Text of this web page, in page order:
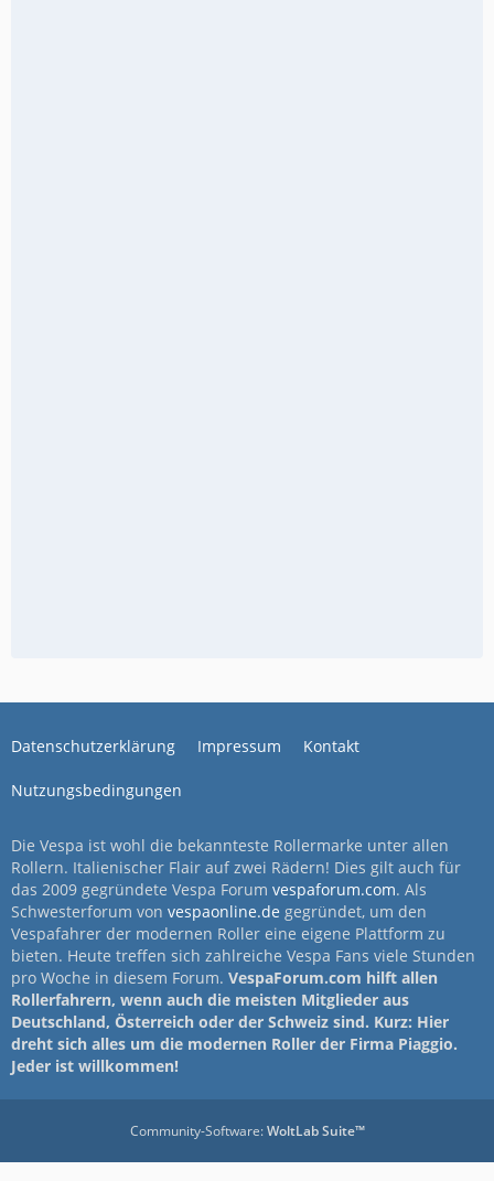
Datenschutzerklärung Impressum Kontakt
Nutzungsbedingungen
Die Vespa ist wohl die bekannteste Rollermarke unter allen
Rollern. Italienischer Flair auf zwei Rädern! Dies gilt auch für
das 2009 gegründete Vespa Forum vespaforum.com. Als
Schwesterforum von vespaonline.de gegründet, um den
Vespafahrer der modernen Roller eine eigene Plattform zu
bieten. Heute treffen sich zahlreiche Vespa Fans viele Stunden
pro Woche in diesem Forum. VespaForum.com hilft allen
Rollerfahrern, wenn auch die meisten Mitglieder aus
Deutschland, Österreich oder der Schweiz sind. Kurz: Hier
dreht sich alles um die modernen Roller der Firma Piaggio.
Jeder ist willkommen!
Community-Software:WoltLab Suite™